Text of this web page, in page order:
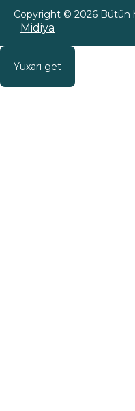
Copyright © 2026 Bütün
Midiya
Yuxarı get